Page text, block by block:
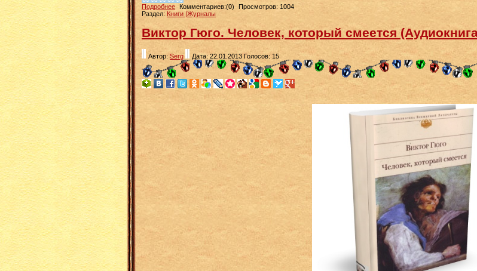
Подробнее Комментариев:(0)
Просмотров: 1004
Раздел: Книги |Журналы
Виктор Гюго. Человек, который смеется
Автор: Serg Дата: 22.01.2013 Голосов: 15